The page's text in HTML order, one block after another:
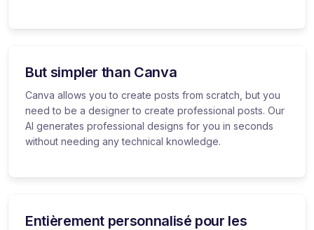
But simpler than Canva
Canva allows you to create posts from scratch, but you
need to be a designer to create professional posts. Our
AI generates professional designs for you in seconds
without needing any technical knowledge.
Entièrement personnalisé pour les